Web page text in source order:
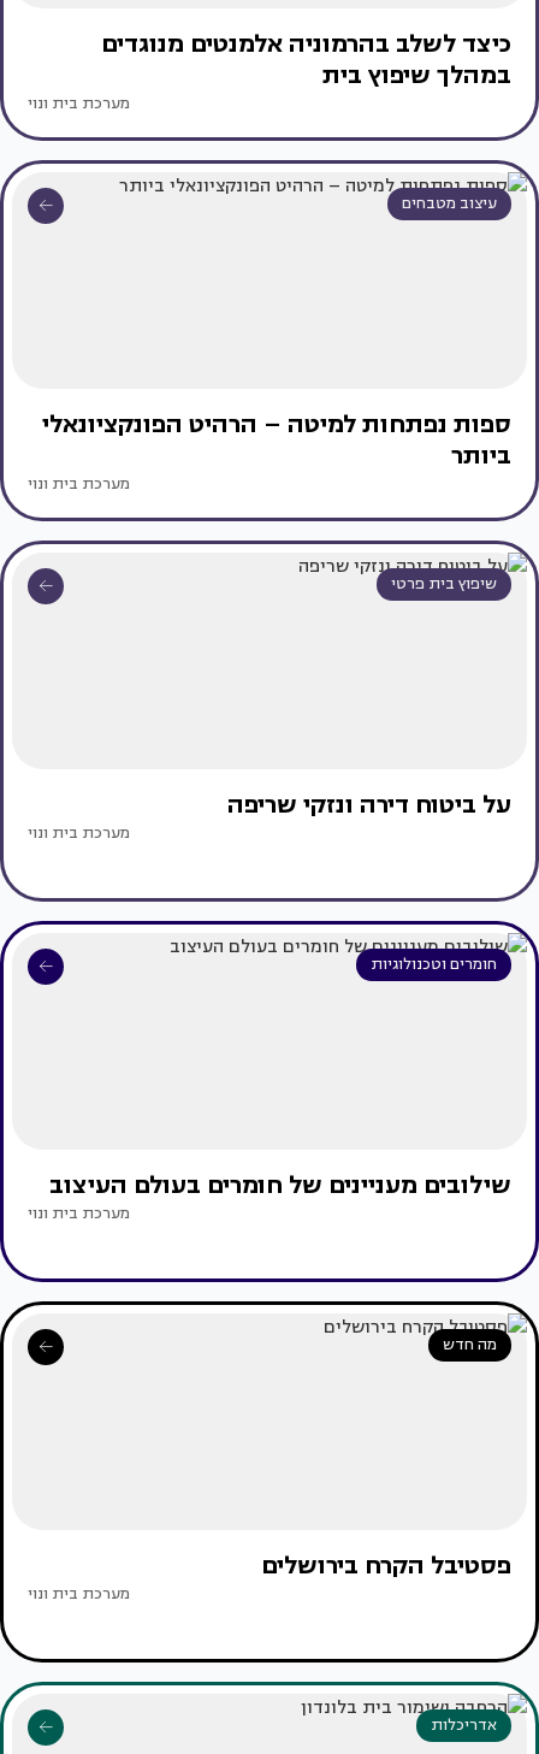
כיצד לשלב בהרמוניה אלמנטים מנוגדים
במהלך שיפוץ בית
מערכת בית ונוי
עיצוב מטבחים
ספות נפתחות למיטה – הרהיט הפונקציונאלי
ביותר
מערכת בית ונוי
שיפוץ בית פרטי
על ביטוח דירה ונזקי שריפה
מערכת בית ונוי
חומרים וטכנולוגיות
שילובים מעניינים של חומרים בעולם העיצוב
מערכת בית ונוי
מה חדש
פסטיבל הקרח בירושלים
מערכת בית ונוי
אדריכלות